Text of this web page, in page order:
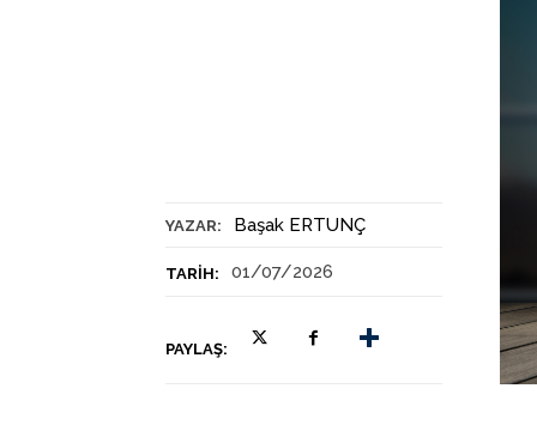
YAZAR: Başak ERTUNÇ
TARIH: 01/07/2026
PAYLAŞ: